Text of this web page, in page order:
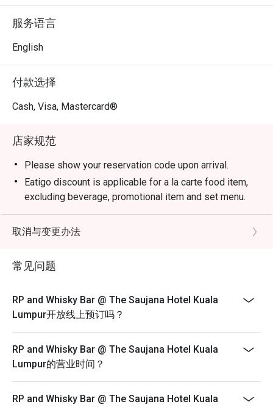
服务语言
English
付款选择
Cash, Visa, Mastercard®
店家规范
Please show your reservation code upon arrival.
Eatigo discount is applicable for a la carte food item,
excluding beverage, promotional item and set menu.
Eatigo discount is only applicable for dine in, strictly
NOT for takeaway.
your reservation, not more. If your party size changes
please edit your reservation. If you arrive with more
both your table and discount altogether.
Seating preference is subject to restaurant's discretion.
The restaurant may ask you to wait during peak hour.
Eatigo discounts cannot be combined with other offers
from the restaurant or third parties.
取消与变更办法
常见问题
RP and Whisky Bar @ The Saujana Hotel Kuala
Lumpur开放线上预订吗？
RP and Whisky Bar @ The Saujana Hotel Kuala
Lumpur的营业时间？
RP and Whisky Bar @ The Saujana Hotel Kuala